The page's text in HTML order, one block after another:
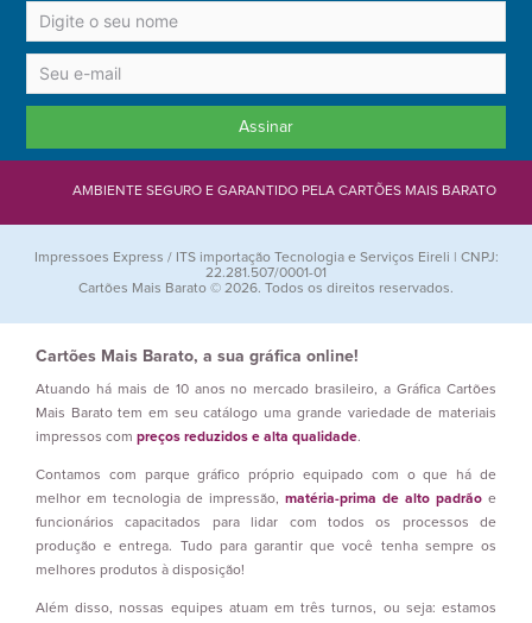
Assinar
AMBIENTE SEGURO E GARANTIDO PELA CARTÕES MAIS BARATO
Impressoes Express / ITS importação Tecnologia e Serviços Eireli | CNPJ:
22.281.507/0001-01
Cartões Mais Barato © 2026. Todos os direitos reservados.
Cartões Mais Barato, a sua gráfica online!
Atuando há mais de 10 anos no mercado brasileiro, a Gráfica Cartões
Mais Barato tem em seu catálogo uma grande variedade de materiais
impressos com preços reduzidos e alta qualidade.
Contamos com parque gráfico próprio equipado com o que há de
melhor em tecnologia de impressão, matéria-prima de alto padrão e
funcionários capacitados para lidar com todos os processos de
produção e entrega. Tudo para garantir que você tenha sempre os
melhores produtos à disposição!
Além disso, nossas equipes atuam em três turnos, ou seja: estamos